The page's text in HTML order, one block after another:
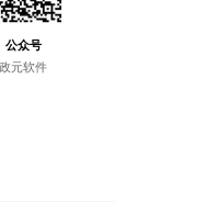
公众号
政元软件